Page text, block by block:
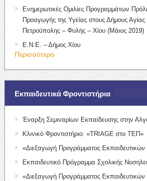
Ενημερωτικές Ομιλίες Προγραμμάτων
Προαγωγής της Υγείας στους Δήμους
Πετρούπολης – Φυλής – Χίου (Μάιος 2019)
Ε.Ν.Ε. – Δήμος Χίου
Περισσότερα
Εκπαιδευτικά Φροντιστήρια
Έναρξη Σεμιναρίων Εκπαίδευσης στην
Κλινικό Φροντιστήριο: «TRIAGE στο ΤΕΠ»
«Διεξαγωγή Προγράμματος Εκπαιδευτικών
Εκπαιδευτικό Πρόγραμμα Σχολικής
«Διεξαγωγή Προγράμματος Εκπαιδευτικών